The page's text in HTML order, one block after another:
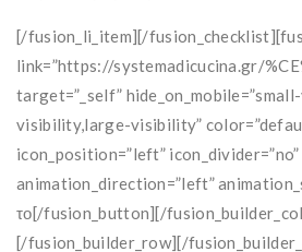
[/fusion_li_item][/
link=”https://systemadicucina.gr/
target=”_self”
visibility,large-visibility”
icon_position=”left” icon_divider=”no”
animation_direction=”left”
το[/fusion_button][/
[/fusion_builder_row][/